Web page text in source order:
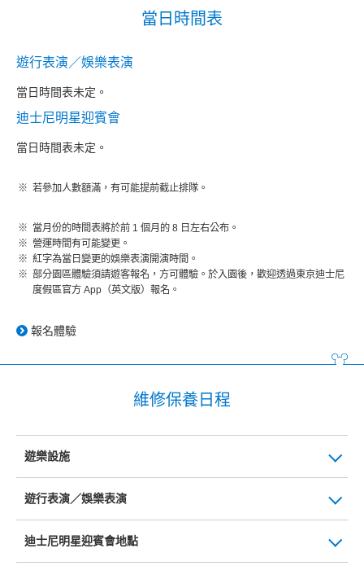
當日時間表
遊行表演／娛樂表演
當日時間表未定。
迪士尼明星迎賓會
當日時間表未定。
若參加人數額滿，有可能提前截止排隊。
當月份的時間表將於前 1 個月的 8 日左右公布。
營運時間有可能變更。
紅字為當日變更的娛樂表演開演時間。
部分園區體驗須請遊客報名，方可體驗。於入園後，歡迎透過東京迪士尼
度假區官方 App（英文版）報名。
報名體驗
維修保養日程
遊樂設施
遊行表演／娛樂表演
迪士尼明星迎賓會地點